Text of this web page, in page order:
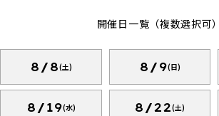
開催日一覧（複数選択可）
8/8(土) 8/9(日)
8/19(水) 8/22(土)